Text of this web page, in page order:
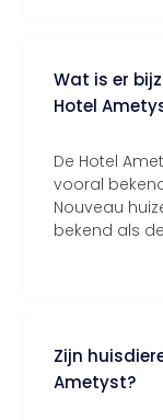
Wat is er
Hotel
De Hotel
vooral
Nouveau
bekend als
Zijn
Ametyst?